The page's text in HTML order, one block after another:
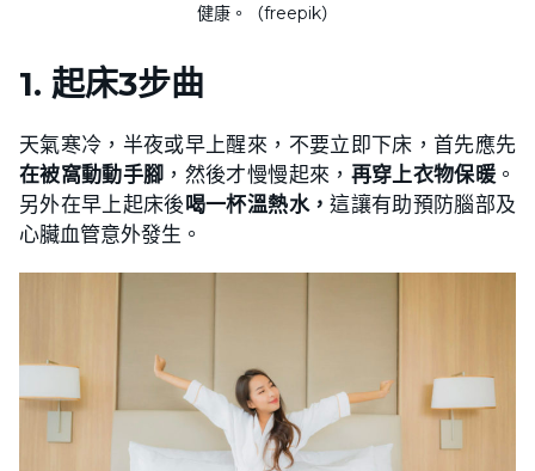
健康。（freepik）
1. 起床3步曲
天氣寒冷，半夜或早上醒來，不要立即下床，首先應先
在被窩動動手腳 ，然後才慢慢起來， 再穿上衣物保暖 。
另外在早上起床後喝一杯溫熱水，這讓有助預防腦部及
心臟血管意外發生。